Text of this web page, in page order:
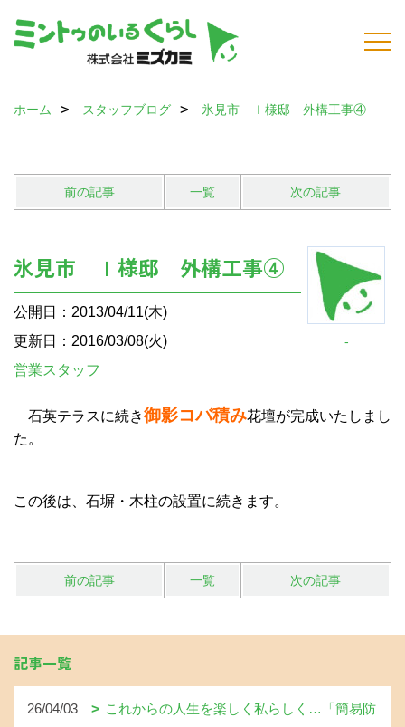
ホーム スタッフブログ 氷見市 Ｉ様邸 外構工事④
前の記事 一覧 次の記事
-
氷見市 Ｉ様邸 外構工事④
公開日：2013/04/11(木)
更新日：2016/03/08(火)
営業スタッフ
石英テラスに続き御影コバ積み花壇が完成いたしまし
た。
この後は、石塀・木柱の設置に続きます。
前の記事 一覧 次の記事
記事一覧
26/04/03
これからの人生を楽しく私らしく…「簡易防